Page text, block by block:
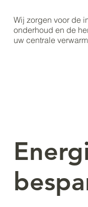
Wij zorgen voor de
onderhoud en de
uw centrale